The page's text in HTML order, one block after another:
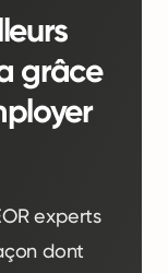
grâce
experts
dont